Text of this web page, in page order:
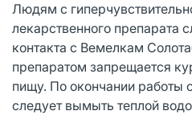
Людям с
лекарственного препарата
контакта с Вемелкам
препаратом запрещается
пищу. По окончании работы
следует вымыть теплой